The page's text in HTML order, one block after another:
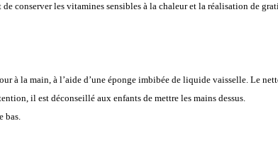
conserver les vitamines sensibles à la chaleur et la réalisation de
à la main, à l’aide d’une éponge imbibée de liquide vaisselle. Le
il est déconseillé aux enfants de mettre les mains dessus.
bas.